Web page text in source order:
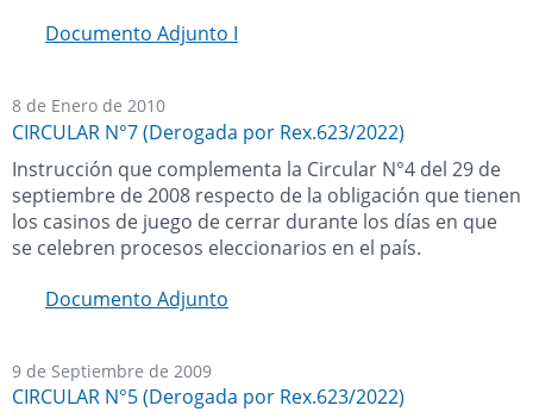
Documento Adjunto I
8 de Enero de 2010
CIRCULAR N°7 (Derogada por Rex.623/2022)
Instrucción que complementa la Circular N°4 del 29 de
septiembre de 2008 respecto de la obligación que tienen
los casinos de juego de cerrar durante los días en que
se celebren procesos eleccionarios en el país.
Documento Adjunto
9 de Septiembre de 2009
CIRCULAR N°5 (Derogada por Rex.623/2022)